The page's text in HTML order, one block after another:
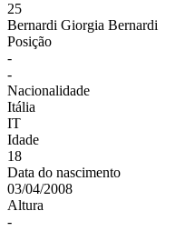
25
Bernardi Giorgia Bernardi
Posição
-
-
Nacionalidade
Itália
IT
Idade
18
Data do nascimento
03/04/2008
Altura
-